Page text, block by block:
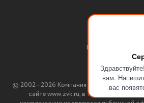
вам.
вас
Мультимедийное оборудование
Импортозамещение ПО
© 2002—2026 Компания ЗВК. *Вся
сайте www.zvk.ru, в т.ч. цены,
Присоединяйтесь: